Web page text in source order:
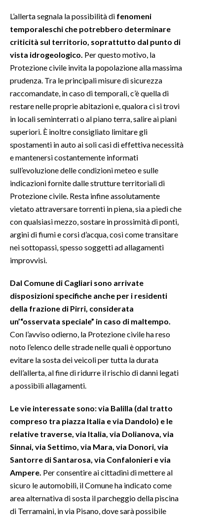
NOTIZIE
EVENTI
#CARAUNIONE
3 MINUTI CON
INFO AZIENDE
ANNUNCI
NECROLOGI
PUBBLICITÀ
SPIAGGE
L’allerta segnala la possibilità di fenomeni
temporaleschi che potrebbero determinare
criticità sul territorio, soprattutto dal punto di
vista idrogeologico. Per questo motivo, la
Protezione civile invita la popolazione alla massima
prudenza. Tra le principali misure di sicurezza
raccomandate, in caso di temporali, c’è quella di
restare nelle proprie abitazioni e, qualora ci si trovi
in locali seminterrati o al piano terra, salire ai piani
superiori. È inoltre consigliato limitare gli
spostamenti in auto ai soli casi di effettiva necessità
e mantenersi costantemente informati
sull’evoluzione delle condizioni meteo e sulle
indicazioni fornite dalle strutture territoriali di
Protezione civile. Resta infine assolutamente
vietato attraversare torrenti in piena, sia a piedi che
con qualsiasi mezzo, sostare in prossimità di ponti,
argini di fiumi e corsi d’acqua, così come transitare
nei sottopassi, spesso soggetti ad allagamenti
improvvisi.
Dal Comune di Cagliari sono arrivate
disposizioni specifiche anche per i residenti
della frazione di Pirri, considerata
un’“osservata speciale” in caso di maltempo.
Con l’avviso odierno, la Protezione civile ha reso
noto l’elenco delle strade nelle quali è opportuno
evitare la sosta dei veicoli per tutta la durata
dell’allerta, al fine di ridurre il rischio di danni legati
a possibili allagamenti.
Le vie interessate sono: via Balilla (dal tratto
compreso tra piazza Italia e via Dandolo) e le
relative traverse, via Italia, via Dolianova, via
Sinnai, via Settimo, via Mara, via Donori, via
Santorre di Santarosa, via Confalonieri e via
Ampere. Per consentire ai cittadini di mettere al
sicuro le automobili, il Comune ha indicato come
area alternativa di sosta il parcheggio della piscina
di Terramaini, in via Pisano, dove sarà possibile